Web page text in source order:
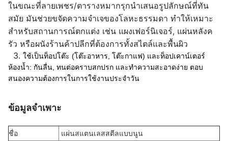
ในขณะที่ลายเพชร/ตารางหมากรุกนำเสนอรูปลักษณ์ที่ทัน
สมัย ​​มันช่วยขจัดความจำเจของโลหะธรรมดา ทำให้เหมาะ
สำหรับสถานการณ์ตกแต่ง เช่น แผงเฟอร์นิเจอร์, แผ่นหลังค
รัว หรือผนังร้านค้าปลีกที่ต้องการทั้งสไตล์และพื้นผิว
3. ใช้เป็นท็อปโต๊ะ (โต๊ะอาหาร, โต๊ะกาแฟ) และท็อปเคาน์เตอร์
ห้องน้ำ: กันลื่น, ทนต่อคราบสกปรก และทำความสะอาดง่าย ตอบ
สนองความต้องการในการใช้งานประจำวัน
ข้อมูลจำเพาะ
ชื่อ แผ่นสแตนเลสสตีลแบบนูน